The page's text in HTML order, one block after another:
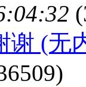
谢 (无